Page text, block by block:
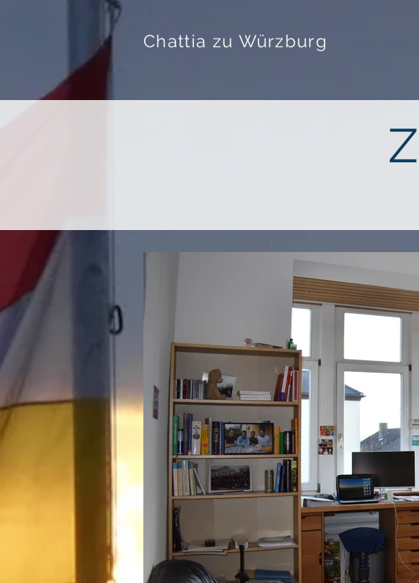
Chattia zu Würzburg